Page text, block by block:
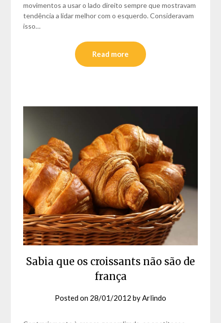
movimentos a usar o lado direito sempre que mostravam
tendência a lidar melhor com o esquerdo. Consideravam
isso…
Read more
Sabia que os croissants não são de
frança
Posted on 28/01/2012 byArlindo